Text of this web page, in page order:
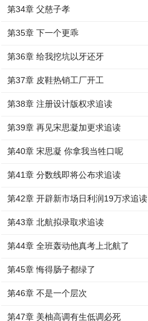
第34章 父慈子孝
第35章 下一个更乖
第36章 给我挖坑以牙还牙
第37章 皮鞋热销工厂开工
第38章 注册设计版权求追读
第39章 再见宋思凝加更求追读
第40章 宋思凝 你拿我当牲口呢
第41章 分数线即将公布求追读
第42章 开辟新市场日利润19万求追读
第43章 北航拟录取求追读
第44章 全班轰动他真考上北航了
第45章 悔得肠子都绿了
第46章 不是一个层次
第47章 美柚高调有生低调必死